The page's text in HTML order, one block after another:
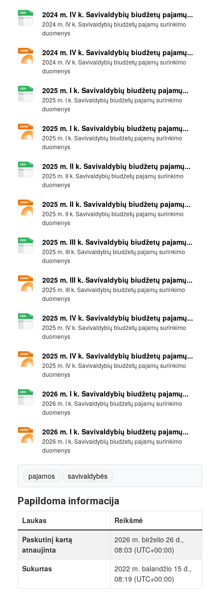
2024 m. IV k. Savivaldybių biudžetų pajamų...
2024 m. IV k. Savivaldybių biudžetų pajamų surinkimo
duomenys
2024 m. IV k. Savivaldybių biudžetų pajamų...
2024 m. IV k. Savivaldybių biudžetų pajamų surinkimo
duomenys
2025 m. I k. Savivaldybių biudžetų pajamų...
2025 m. I k. Savivaldybių biudžetų pajamų surinkimo
duomenys
2025 m. I k. Savivaldybių biudžetų pajamų...
2025 m. I k. Savivaldybių biudžetų pajamų surinkimo
duomenys
2025 m. II k. Savivaldybių biudžetų pajamų...
2025 m. II k. Savivaldybių biudžetų pajamų surinkimo
duomenys
2025 m. II k. Savivaldybių biudžetų pajamų...
2025 m. II k. Savivaldybių biudžetų pajamų surinkimo
duomenys
2025 m. III k. Savivaldybių biudžetų pajamų...
2025 m. III k. Savivaldybių biudžetų pajamų surinkimo
duomenys
2025 m. III k. Savivaldybių biudžetų pajamų...
2025 m. III k. Savivaldybių biudžetų pajamų surinkimo
duomenys
2025 m. IV k. Savivaldybių biudžetų pajamų...
2025 m. IV k. Savivaldybių biudžetų pajamų surinkimo
duomenys
2025 m. IV k. Savivaldybių biudžetų pajamų...
2025 m. IV k. Savivaldybių biudžetų pajamų surinkimo
duomenys
2026 m. I k. Savivaldybių biudžetų pajamų...
2026 m. I k. Savivaldybių biudžetų pajamų surinkimo
duomenys
2026 m. I k. Savivaldybių biudžetų pajamų...
2026 m. I k. Savivaldybių biudžetų pajamų surinkimo
duomenys
pajamos savivaldybės
Papildoma informacija
Laukas
Reikšmė
Paskutinį kartą
atnaujinta
2026 m. birželio 26 d.,
08:03 (UTC+00:00)
Sukurtas
2022 m. balandžio 15 d.,
08:19 (UTC+00:00)